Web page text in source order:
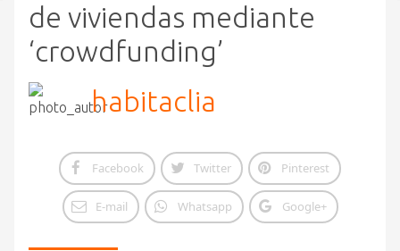
de viviendas mediante
‘crowdfunding’
habitaclia
Facebook Twitter Pinterest
E-mail Whatsapp Google+